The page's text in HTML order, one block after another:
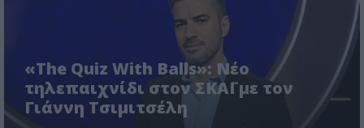
«The Quiz With Balls»: Νέο
τηλεπαιχνίδι στον ΣΚΑΪ με τον
Γιάννη Τσιμιτσέλη